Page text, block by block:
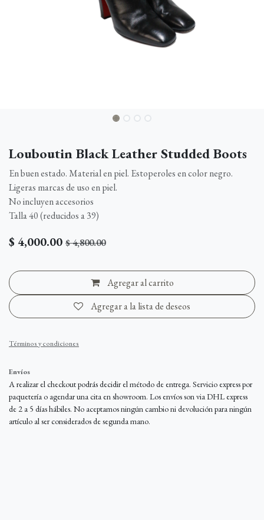
Louboutin Black Leather Studded Boots
En buen estado. Material en piel. Estoperoles en color negro.
Ligeras marcas de uso en piel.
No incluyen accesorios
Talla 40 (reducidos a 39)
$ 4,000.00 $4,800.00
Agregar al carrito
Agregar a la lista de deseos
Términos y condiciones
Envíos
A realizar el checkout podrás decidir el método de entrega. Servicio express por
paquetería o agendar una cita en showroom. Los envíos son via DHL express
de 2 a 5 días hábiles. No aceptamos ningún cambio ni devolución para ningún
artículo al ser considerados de segunda mano.